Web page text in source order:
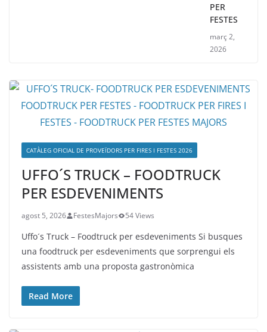
PER
FESTES
març 2,
2026
CATÀLEG OFICIAL DE PROVEÏDORS PER FIRES I FESTES 2026
UFFO´S TRUCK – FOODTRUCK
PER ESDEVENIMENTS
agost 5, 2026 FestesMajors 54 Views
Uffo´s Truck – Foodtruck per esdeveniments Si busques
una foodtruck per esdeveniments que sorprengui els
assistents amb una proposta gastronòmica
Read More